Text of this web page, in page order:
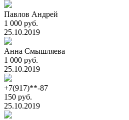
Павлов Андрей
1 000 руб.
25.10.2019
Анна Смышляева
1 000 руб.
25.10.2019
+7(917)**-87
150 руб.
25.10.2019